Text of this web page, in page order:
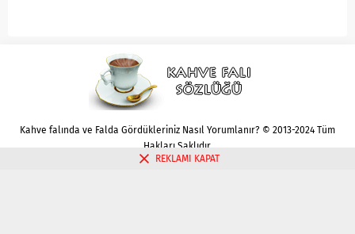
Kahve falında ve Falda Gördükleriniz Nasıl Yorumlanır? © 2013-2024 Tüm
Hakları Saklıdır.
REKLAMI KAPAT